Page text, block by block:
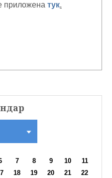
приложена тук.
7 8 9 10
11
18 19 20 21
22